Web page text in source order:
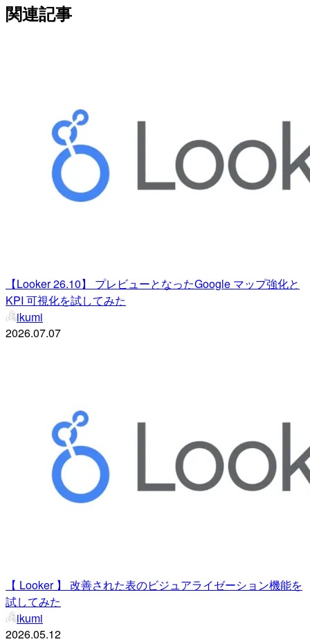
関連記事
【Looker 26.10】 プレビューとなったGoogle マップ強化と
KPI 可視化を試してみた
ikumi
2026.07.07
【 Looker 】 改善された表のビジュアライゼーション機能を
試してみた
ikumi
2026.05.12